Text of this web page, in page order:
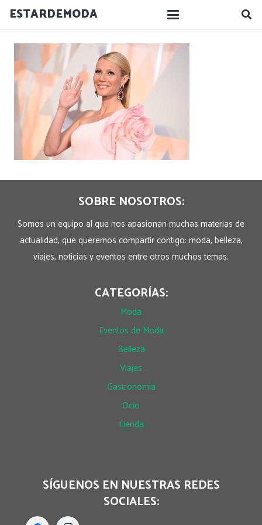
ESTARDEMODA
SOBRE NOSOTROS:
Somos un equipo al que nos apasionan muchas materias de
actualidad, que queremos compartir contigo: moda, belleza,
viajes, noticias y eventos entre otros muchos temas.
CATEGORÍAS:
Moda
Eventos de Moda
Belleza
Viajes
Gastronomía
Ocio
Tienda
SÍGUENOS EN NUESTRAS REDES
SOCIALES: